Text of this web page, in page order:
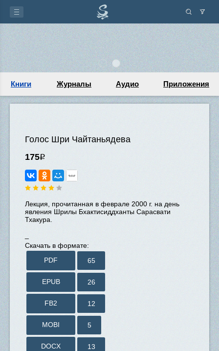
Книги Журналы Аудио Приложения
Голос Шри Чайтаньядева
175Р
Лекция, прочитанная в феврале 2000 г. на день
явления Шрилы Бхактисиддханты Сарасвати
Тхакура.
Скачать в формате:
PDF
65
EPUB 26
FB2 12
MOBI 5
DOCX 13